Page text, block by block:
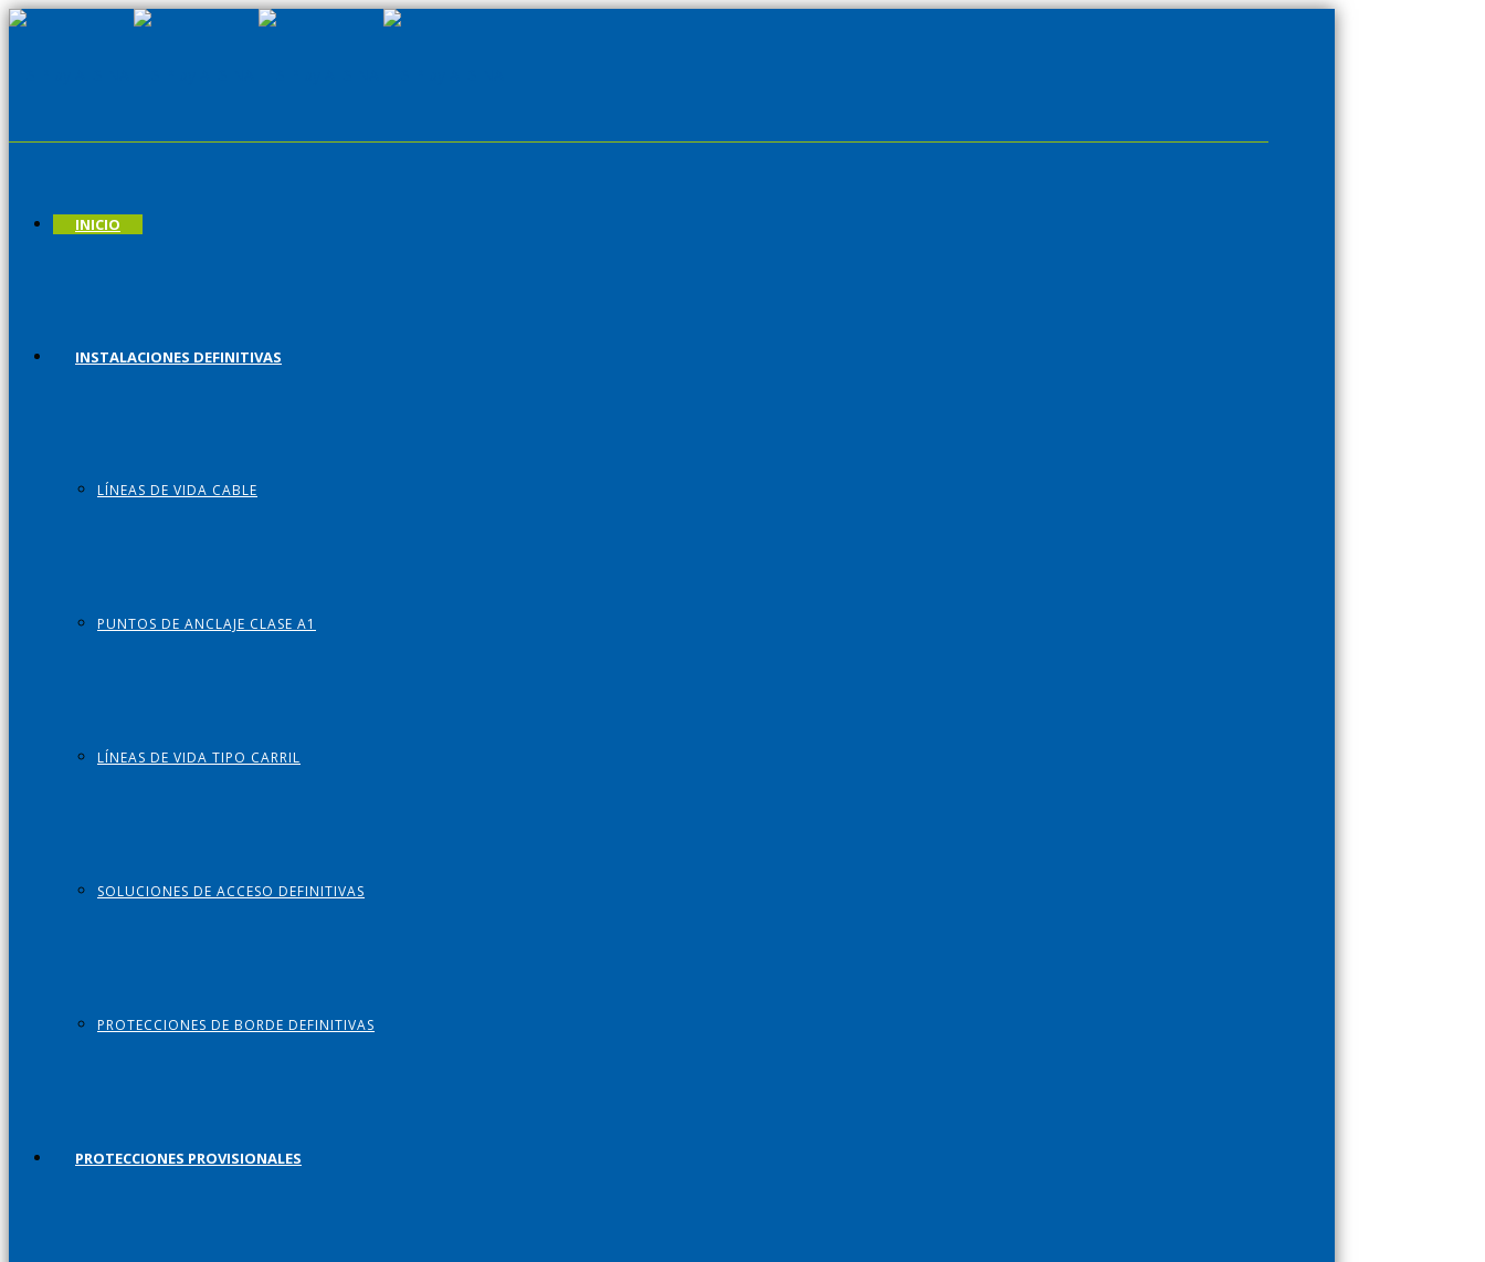
INICIO
INSTALACIONES DEFINITIVAS
LÍNEAS DE VIDA CABLE
PUNTOS DE ANCLAJE CLASE A1
LÍNEAS DE VIDA TIPO CARRIL
SOLUCIONES DE ACCESO DEFINITIVAS
PROTECCIONES DE BORDE DEFINITIVAS
PROTECCIONES PROVISIONALES